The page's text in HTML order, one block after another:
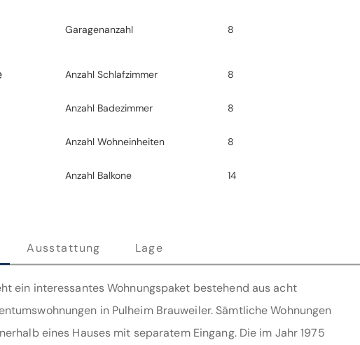
Garagenanzahl 8
Anzahl Schlafzimmer 8
Anzahl Badezimmer 8
Anzahl Wohneinheiten 8
Anzahl Balkone 14
Ausstattung Lage
ein interessantes Wohnungspaket bestehend aus acht
in Pulheim Brauweiler. Sämtliche Wohnungen
eines Hauses mit separatem Eingang. Die im Jahr 1975